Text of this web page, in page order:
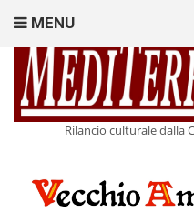
Rilancio culturale dalla
MENU